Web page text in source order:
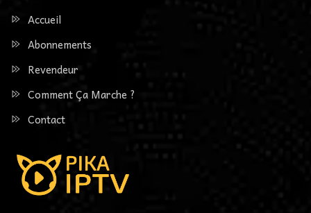
Accueil
Abonnements
Revendeur
Comment Ça Marche ?
Contact